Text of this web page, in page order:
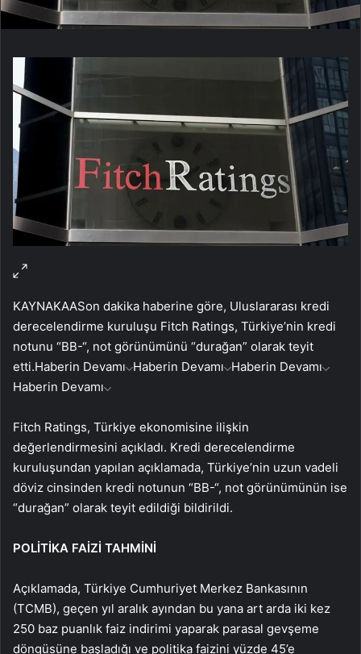
KAYNAKAASon dakika haberine göre, Uluslararası kredi
derecelendirme kuruluşu Fitch Ratings, Türkiye’nin kredi
notunu “BB-“, not görünümünü “durağan” olarak teyit
etti.Haberin Devamı Haberin Devamı Haberin Devamı
Haberin Devamı
Fitch Ratings, Türkiye ekonomisine ilişkin
değerlendirmesini açıkladı. Kredi derecelendirme
kuruluşundan yapılan açıklamada, Türkiye’nin uzun vadeli
döviz cinsinden kredi notunun “BB-“, not görünümünün ise
“durağan” olarak teyit edildiği bildirildi.
POLİTİKA FAİZİ TAHMİNİ
Açıklamada, Türkiye Cumhuriyet Merkez Bankasının
(TCMB), geçen yıl aralık ayından bu yana art arda iki kez
250 baz puanlık faiz indirimi yaparak parasal gevşeme
döngüsüne başladığı ve politika faizini yüzde 45’e